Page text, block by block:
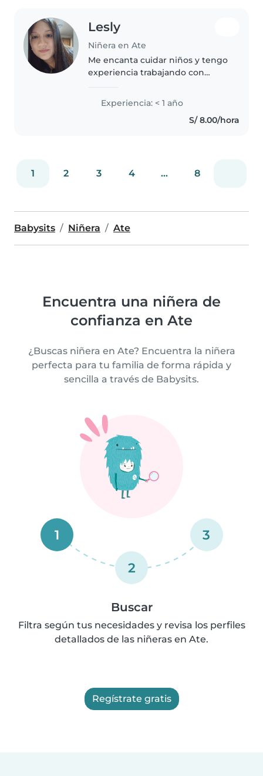
Lesly
Niñera en Ate
Me encanta cuidar niños y tengo
experiencia trabajando con
amigable y entusiasta. Me
destaco en manualidades y me
siento cómoda ayudando con las
Experiencia: < 1 año
S/ 8.00/hora
1 2 3 4 ... 8
Babysits Niñera Ate
Encuentra una niñera de
confianza en Ate
¿Buscas niñera en Ate? Encuentra la niñera
perfecta para tu familia de forma rápida y
sencilla a través de Babysits.
1
2
3
Buscar
Filtra según tus necesidades y revisa los perfiles
detallados de las niñeras en Ate.
Regístrate gratis